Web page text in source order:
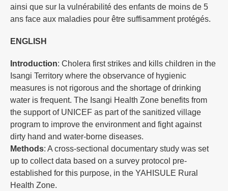
ainsi que sur la vulnérabilité des enfants de moins de 5
ans face aux maladies pour être suffisamment protégés.
ENGLISH
Introduction: Cholera first strikes and kills children in the
Isangi Territory where the observance of hygienic
measures is not rigorous and the shortage of drinking
water is frequent. The Isangi Health Zone benefits from
the support of UNICEF as part of the sanitized village
program to improve the environment and fight against
dirty hand and water-borne diseases.
Methods: A cross-sectional documentary study was set
up to collect data based on a survey protocol pre-
established for this purpose, in the YAHISULE Rural
Health Zone.